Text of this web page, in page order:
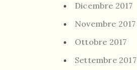
Dicembre 2017
Novembre 2017
Ottobre 2017
Settembre 2017